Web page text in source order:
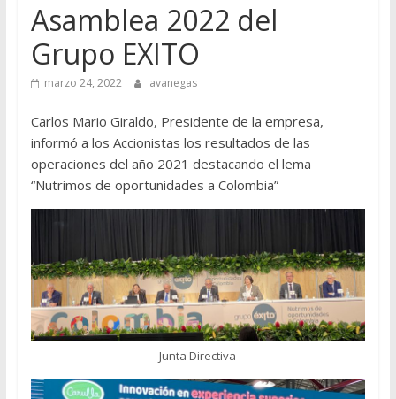
Asamblea 2022 del
Grupo EXITO
marzo 24, 2022 avanegas
Carlos Mario Giraldo, Presidente de la empresa,
informó a los Accionistas los resultados de las
operaciones del año 2021 destacando el lema
“Nutrimos de oportunidades a Colombia”
Junta Directiva